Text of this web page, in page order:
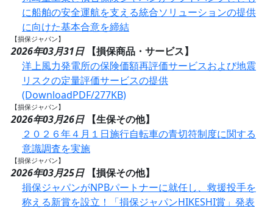
に船舶の安全運航を支える統合ソリューションの提供
に向けた基本合意を締結
【損保ジャパン】
2026年03月31日
【損保商品・サービス】
洋上風力発電所の保険価額再評価サービスおよび地震
リスクの定量評価サービスの提供
(DownloadPDF/277KB)
【損保ジャパン】
2026年03月26日
【生保その他】
２０２６年４月１日施行自転車の青切符制度に関する
意識調査を実施
【損保ジャパン】
2026年03月25日
【損保その他】
損保ジャパンがNPBパートナーに就任し、救援投手を
称える新賞を設立！「損保ジャパンHIKESHI賞」発表